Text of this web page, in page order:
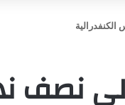
الكنفدرالية
إلى